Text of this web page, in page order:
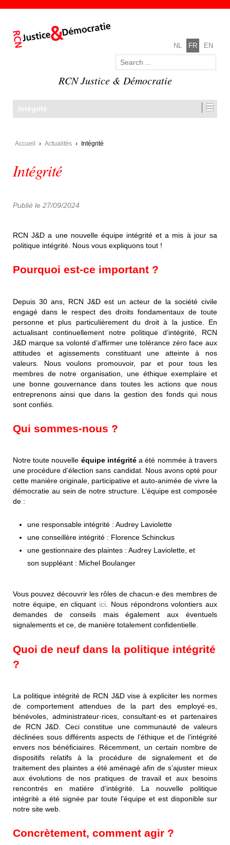
NL FR EN
RCN Justice & Démocratie
Intégrité
Accueil › Actualités › Intégrité
Intégrité
Publié le 27/09/2024
RCN J&D a une nouvelle équipe intégrité et a mis à jour sa
politique intégrité. Nous vous expliquons tout !
Pourquoi est-ce important ?
Depuis 30 ans, RCN J&D est un acteur de la société civile
engagé dans le respect des droits fondamentaux de toute
personne et plus particulièrement du droit à la justice. En
actualisant continuellement notre politique d’intégrité, RCN
J&D marque sa volonté d’affirmer une tolérance zéro face aux
attitudes et agissements constituant une atteinte à nos
valeurs. Nous voulons promouvoir, par et pour tous les
membres de notre organisation, une éthique exemplaire et
une bonne gouvernance dans toutes les actions que nous
entreprenons ainsi que dans la gestion des fonds qui nous
sont confiés.
Qui sommes-nous ?
Notre toute nouvelle équipe intégritéa été nommée à travers
une procédure d’élection sans candidat. Nous avons opté pour
cette manière originale, participative et auto-animée de vivre la
démocratie au sein de notre structure. L’équipe est composée
de :
une responsable intégrité : Audrey Laviolette
une conseillère intégrité : Florence Schinckus
une gestionnaire des plaintes : Audrey Laviolette, et
son suppléant : Michel Boulanger
Vous pouvez découvrir les rôles de chacun·e des membres de
notre équipe, en cliquant ici . Nous répondrons volontiers aux
demandes de conseils mais également aux éventuels
signalements et ce, de manière totalement confidentielle.
Quoi de neuf dans la politique intégrité
?
La politique intégrité de RCN J&D vise à expliciter les normes
de comportement attendues de la part des employé·es,
bénévoles, administrateur·rices, consultant·es et partenaires
de RCN J&D. Ceci constitue une communauté de valeurs
déclinées sous différents aspects de l’éthique et de l’intégrité
envers nos bénéficiaires. Récemment, un certain nombre de
dispositifs relatifs à la procédure de signalement et de
traitement des plaintes a été aménagé afin de s’ajuster mieux
aux évolutions de nos pratiques de travail et aux besoins
rencontrés en matière d’intégrité. La nouvelle politique
intégrité a été signée par toute l’équipe et est disponible sur
notre site web.
Concrètement, comment agir ?